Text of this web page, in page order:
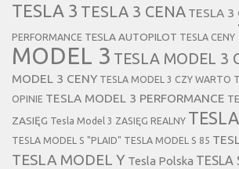
TESLA 3 TESLA 3 CENA TESLA 3
PERFORMANCE TESLA AUTOPILOT TESLA CENY
MODEL 3 TESLA MODEL 3
MODEL 3 CENY TESLA MODEL 3 CZY WARTO
OPINIE TESLA MODEL 3 PERFORMANCE
ZASIĘG Tesla Model 3 ZASIĘG REALNY
TESLA MODEL S "PLAID" TESLA MODEL S 85
TESLA MODEL Y Tesla Polska TESLA